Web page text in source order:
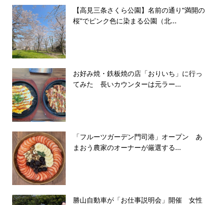
【高見三条さくら公園】名前の通り“満開の
桜”でピンク色に染まる公園（北...
お好み焼・鉄板焼の店「おりいち」に行っ
てみた 長いカウンターは元ラー...
「フルーツガーデン門司港」オープン あ
まおう農家のオーナーが厳選する...
勝山自動車が「お仕事説明会」開催 女性